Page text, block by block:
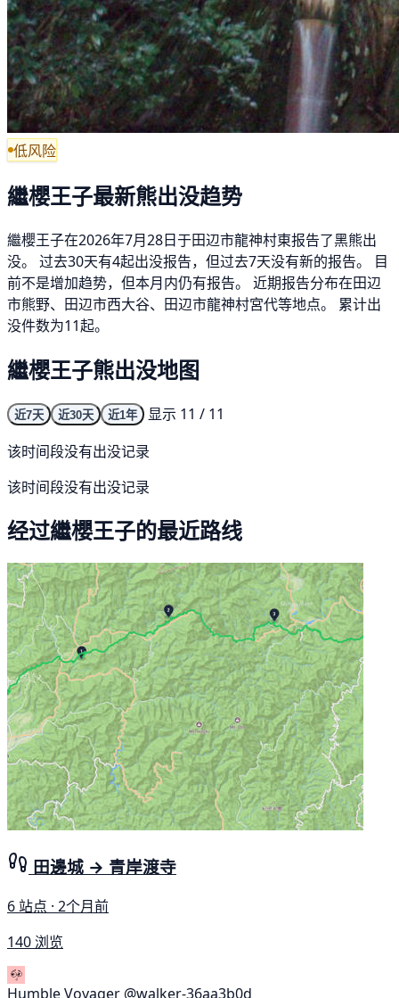
低风险
繼櫻王子最新熊出没趋势
繼櫻王子在2026年7月28日于田辺市龍神村東报告了黑熊出
没。 过去30天有4起出没报告，但过去7天没有新的报告。 目
前不是增加趋势，但本月内仍有报告。 近期报告分布在田辺
市熊野、田辺市西大谷、田辺市龍神村宮代等地点。 累计出
没件数为11起。
繼櫻王子熊出没地图
近7天 近30天 近1年
显示 11 / 11
该时间段没有出没记录
该时间段没有出没记录
经过繼櫻王子的最近路线
田邊城 → 青岸渡寺
6 站点 · 2个月前
140 浏览
Humble Voyager @walker-36aa3b0d